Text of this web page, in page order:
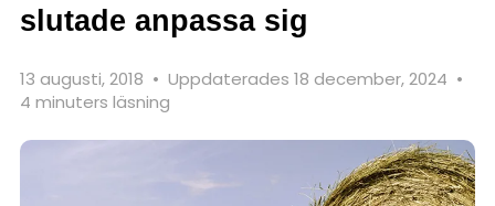
slutade anpassa sig
13 augusti, 2018 • Uppdaterades 18 december, 2024 •
4 minuters läsning